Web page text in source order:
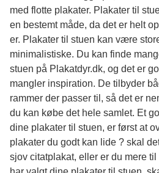
med flotte plakater. Plakater til
en bestemt måde, da det er helt
er. Plakater til stuen kan være
minimalistiske. Du kan finde
stuen på Plakatdyr.dk, og det er
mangler inspiration. De tilbyder
rammer der passer til, så det er
du kan købe det hele samlet. Et
dine plakater til stuen, er først at
plakater du godt kan lide ? skal
sjov citatplakat, eller er du mere